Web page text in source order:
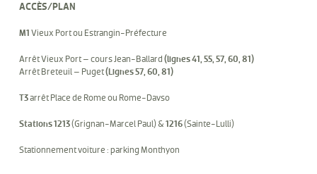
ACCÈS/PLAN
M1 Vieux Port ou Estrangin-Préfecture
Arrêt Vieux Port – cours Jean-Ballard (lignes 41, 55, 57, 60, 81)
Arrêt Breteuil – Puget(Lignes 57, 60, 81)
T3arrêt Place de Rome ou Rome-Davso
Stations 1213(Grignan-Marcel Paul) & 1216(Sainte-Lulli)
Stationnement voiture : parking Monthyon